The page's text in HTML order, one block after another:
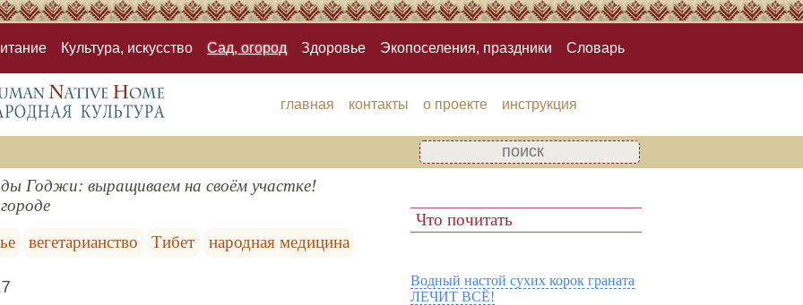
Культура, искусство Сад, огород Здоровье Экопоселения, праздники Словарь
главная контакты о проекте инструкция
Годжи: выращиваем на своём участке!
вегетарианство Тибет народная медицина
Что почитать
Водный настой сухих корок граната
ЛЕЧИТ ВСЁ!